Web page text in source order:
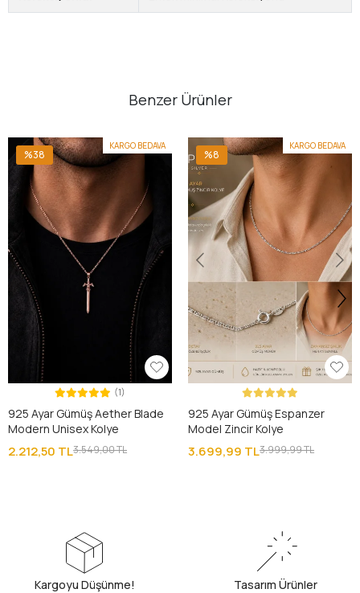
Benzer Ürünler
KARGO BEDAVA
%38
(1)
925 Ayar Gümüş Aether Blade
Modern Unisex Kolye
2.212,50 TL3.549,00 TL
KARGO BEDAVA
%8
925 Ayar Gümüş Espanzer
Model Zincir Kolye
3.699,99 TL3.999,99 TL
Kargoyu Düşünme! Tasarım Ürünler